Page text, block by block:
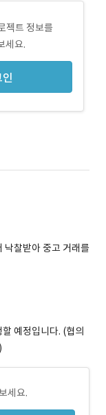
젝트 정보를
세요.
낙찰받아 중고 거래를
예정입니다. (협의
세요.